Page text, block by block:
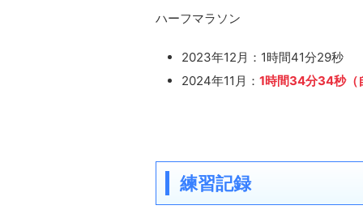
ハーフマラソン
2023年12月：1時間41分29秒
2024年11月： 1時間34分34秒（
練習記録